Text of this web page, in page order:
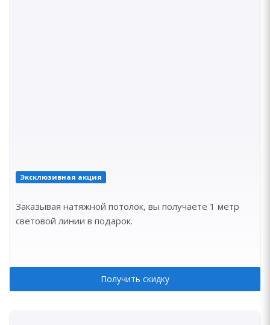
Эксклюзивная акция
Заказывая натяжной потолок, вы получаете 1 метр
световой линии в подарок.
Получить скидку